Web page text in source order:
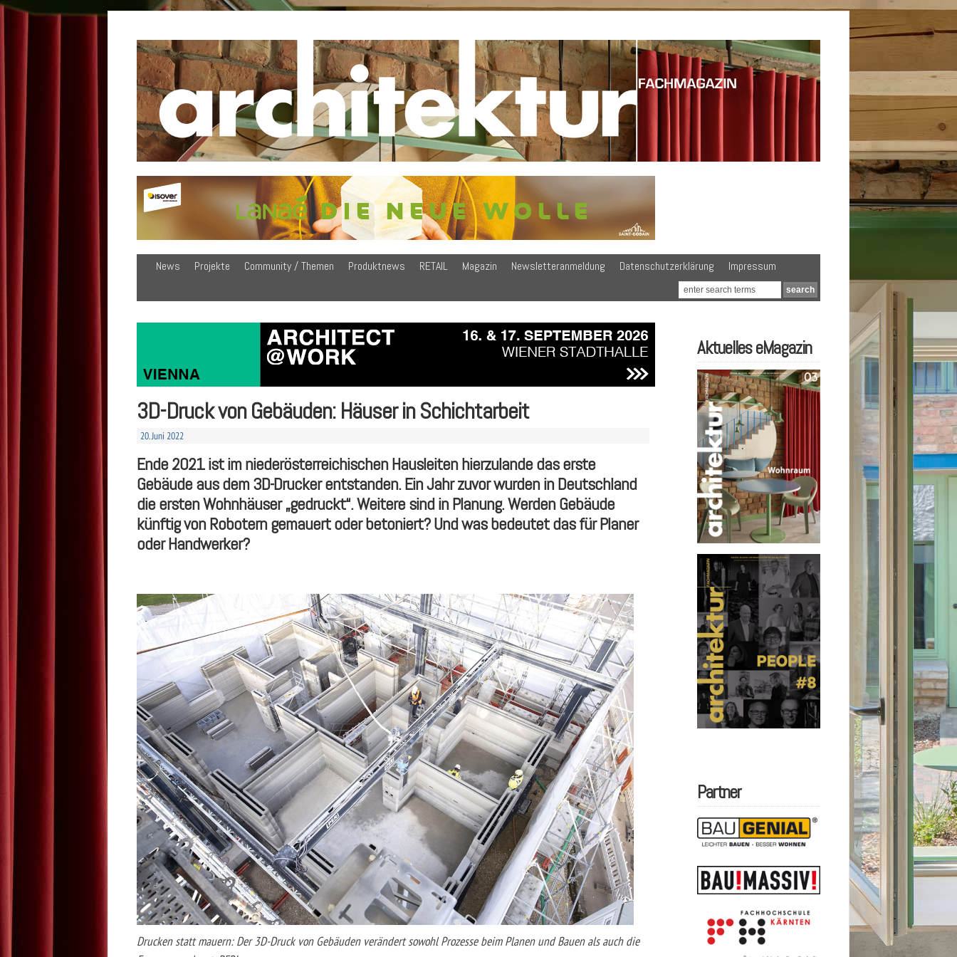
News Projekte Community / Themen Produktnews RETAIL Magazin Newsletteranmeldung Datenschutzerklärung Impressum
3D-Druck von Gebäuden: Häuser in Schichtarbeit
20. Juni 2022
Ende 2021 ist im niederösterreichischen Hausleiten hierzulande das erste
Gebäude aus dem 3D-Drucker entstanden. Ein Jahr zuvor wurden in Deutschland
die ersten Wohnhäuser „gedruckt“. Weitere sind in Planung. Werden Gebäude
künftig von Robotern gemauert oder betoniert? Und was bedeutet das für Planer
oder Handwerker?
Drucken statt mauern: Der 3D-Druck von Gebäuden verändert sowohl Prozesse beim Planen und Bauen als auch die
Aktuelles eMagazin
Partner